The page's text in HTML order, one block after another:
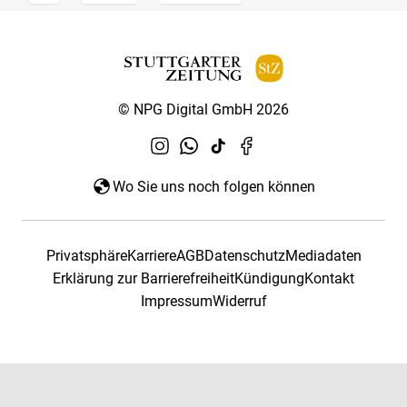
© NPG Digital GmbH 2026
Wo Sie uns noch folgen können
PrivatsphäreKarriereAGBDatenschutzMediadaten
Erklärung zur BarrierefreiheitKündigungKontakt
ImpressumWiderruf